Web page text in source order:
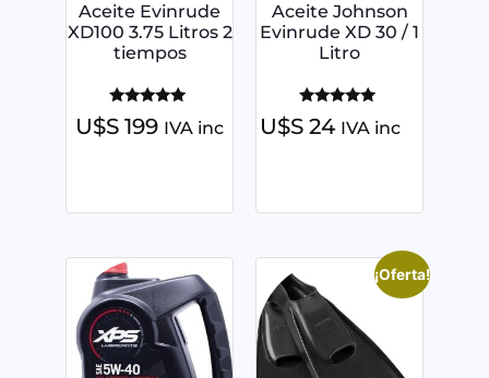
Aceite Evinrude
XD100 3.75 Litros 2
tiempos
Valorado
con
U$S 199 IVA inc
Aceite Johnson
Evinrude XD 30 / 1
Litro
Valorado
con
U$S24 IVA inc
¡Oferta!